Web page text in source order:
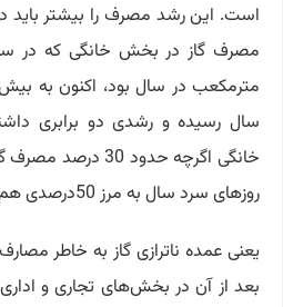
است. این رشد مصرف را بیشتر
سال رسیده و رشدی دو برابری
خانگی اگرچه حدود
روزهای سرد سال به مرز 50درصدی هم می‌رسد.
یعنی عمده ناترازی گاز به خاطر
بعد از آن در بخش‌های تجاری و